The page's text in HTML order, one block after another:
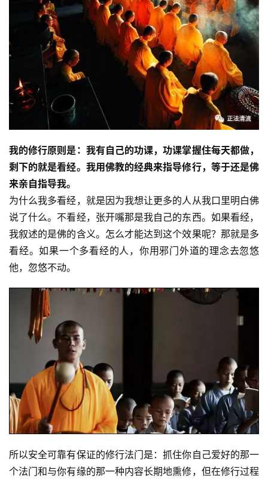
资
讯
八
点
僧
音
菩
提
专
我的修行原则是：我有自己的功课，功课掌握住每天都做，
剩下的就是看经。我用佛教的经典来指导修行，等于还是佛
来亲自指导我。
为什么我多看经，就是因为我想让更多的人从我口里明白佛
说了什么。不看经，张开嘴那是我自己的东西。如果看经，
我叙述的是佛的含义。怎么才能达到这个效果呢？那就是多
看经。如果一个多看经的人，你用邪门外道的理念去忽悠
他，忽悠不动。
所以安全可靠有保证的修行法门是：抓住你自己爱好的那一
个法门和与你有缘的那一种内容长期地熏修，但在修行过程